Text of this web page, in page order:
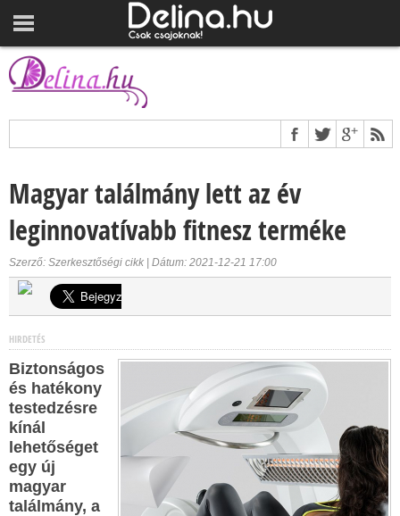
Magyar találmány lett az év
leginnovatívabb fitnesz terméke
Szerző: Szerkesztőségi cikk | Dátum: 2021-12-21 17:00
HIRDETÉS
Biztonságos
és hatékony
testedzésre
kínál
lehetőséget
egy új
magyar
találmány, a